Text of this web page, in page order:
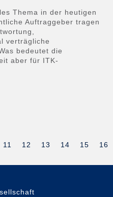
Thema in der heutigen
Auftraggeber tragen
verträgliche
bedeutet die
aber für ITK-
11 12 13 14 15 16